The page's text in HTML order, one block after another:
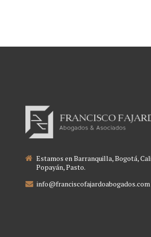
Estamos en Barranquilla, Bogotá,
Popayán, Pasto.
info@franciscofajardoabogados.com